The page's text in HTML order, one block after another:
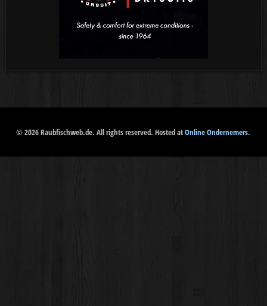
© 2026 Raubfischweb.de. All rights reserved. Hosted atOnline Ondernemers.